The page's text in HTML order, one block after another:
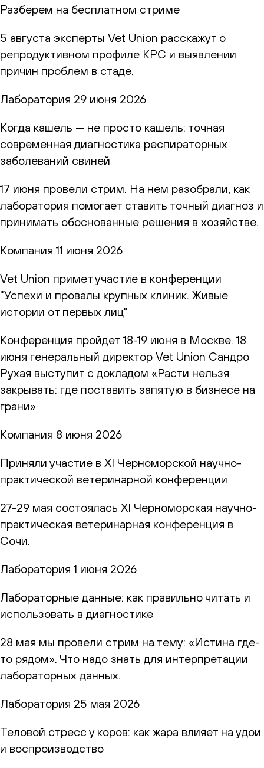
Разберем на бесплатном стриме
5 августа эксперты Vet Union расскажут о
репродуктивном профиле КРС и выявлении
причин проблем в стаде.
Лаборатория 29 июня 2026
Когда кашель — не просто кашель: точная
современная диагностика респираторных
заболеваний свиней
17 июня провели стрим. На нем разобрали, как
лаборатория помогает ставить точный диагноз и
принимать обоснованные решения в хозяйстве.
Компания 11 июня 2026
Vet Union примет участие в конференции
"Успехи и провалы крупных клиник. Живые
истории от первых лиц"
Конференция пройдет 18-19 июня в Москве. 18
июня генеральный директор Vet Union Сандро
Рухая выступит с докладом «Расти нельзя
закрывать: где поставить запятую в бизнесе на
грани»
Компания 8 июня 2026
Приняли участие в XI Черноморской научно-
практической ветеринарной конференции
27-29 мая состоялась XI Черноморская научно-
практическая ветеринарная конференция в
Сочи.
Лаборатория 1 июня 2026
Лабораторные данные: как правильно читать и
использовать в диагностике
28 мая мы провели стрим на тему: «Истина где-
то рядом». Что надо знать для интерпретации
лабораторных данных.
Лаборатория 25 мая 2026
Теловой стресс у коров: как жара влияет на удои
и воспроизводство